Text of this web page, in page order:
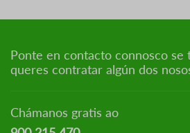
Ponte en contacto connosco se
queres contratar algún dos
Chámanos gratis ao